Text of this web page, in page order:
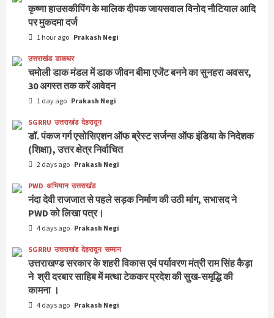
कृष्णा हाउसकीपिंग के मालिक दीपक जायसवाल विनोद नौटियाल आदि
पर मुकदमा दर्ज
1 hour ago Prakash Negi
उत्तराखंड डाकघर
चमोली डाक मंडल में डाक जीवन बीमा एजेंट बनने का सुनहरा अवसर,
30 अगस्त तक करें आवेदन
1 day ago Prakash Negi
SGRRU उत्तराखंड देहरादून
डॉ. पंकज गर्ग एसोसिएशन ऑफ ब्रेस्ट सर्जन्स ऑफ इंडिया के निदेशक
(शिक्षा), उत्तर क्षेत्र निर्वाचित
2 days ago Prakash Negi
PWD अभियान उत्तराखंड
नंदा देवी राजजात से पहले सड़क निर्माण की उठी मांग, सभासद ने
PWD को लिखा पत्र।
4 days ago Prakash Negi
SGRRU उत्तराखंड देहरादून सम्मान
उत्तराखण्ड सरकार के शहरी विकास एवं पर्यावरण मंत्री राम सिंह कैड़ा
ने श्री दरबार साहिब में मत्था टेककर प्रदेश की सुख-समृद्धि की
कामना ।
4 days ago Prakash Negi